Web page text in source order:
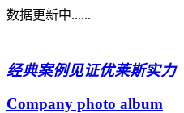
数据更新中......
经典案例见证优莱斯实力
Company photo album